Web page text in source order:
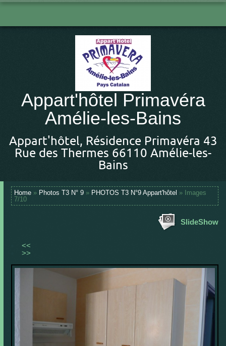
Appart'hôtel Primavéra
Amélie-les-Bains
Appart'hôtel, Résidence Primavéra 43
Rue des Thermes 66110 Amélie-les-
Bains
Home » Photos T3 N° 9 » PHOTOS T3 N°9 Appart'hôtel » Images
7/10
SlideShow
<<
>>